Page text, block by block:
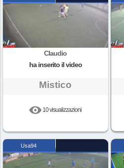
Claudio
ha inserito il video
Mistico
10 visualizzazioni
Usa94